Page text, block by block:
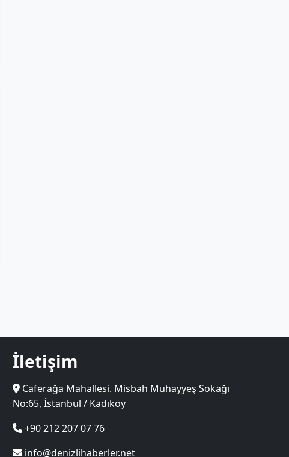
İletişim
Caferağa Mahallesi. Misbah Muhayyeş Sokağı
No:65, İstanbul / Kadıköy
+90 212 207 07 76
info@denizlihaberler.net